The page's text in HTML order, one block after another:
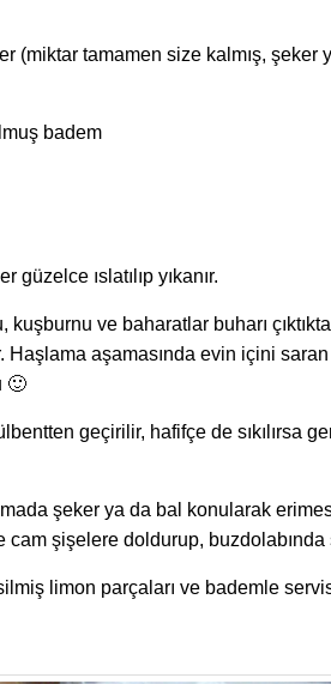
(miktar tamamen size kalmış, şeker
badem
güzelce ıslatılıp yıkanır.
kuşburnu ve baharatlar buharı
Haşlama aşamasında evin içini
🙂
geçirilir, hafifçe de sıkılırsa
şeker ya da bal konularak
cam şişelere doldurup, buzdolabında
limon parçaları ve bademle